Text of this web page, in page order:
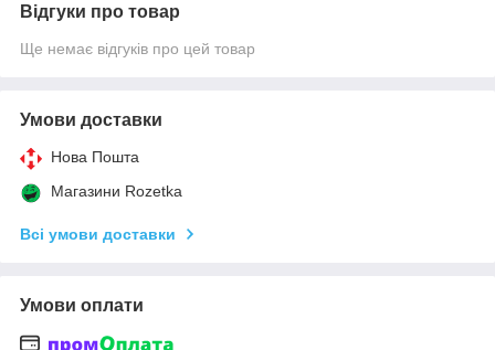
Відгуки про товар
Ще немає відгуків про цей товар
Умови доставки
Нова Пошта
Магазини Rozetka
Всі умови доставки
Умови оплати